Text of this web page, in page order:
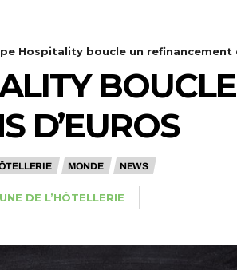
Hospitality boucle un refinancement
D’EUROS
MONDE NEWS
DE L’HÔTELLERIE